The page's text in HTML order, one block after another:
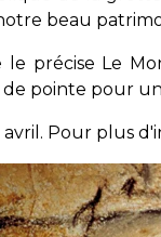
beau
le précise Le
pointe pour
Pour plus